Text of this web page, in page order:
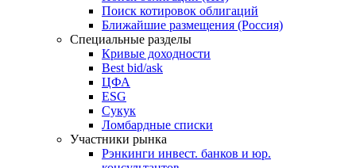
Облигации
Поиски
Поиск облигаций & Карты рынка
Поиск облигаций (ИИ)
Поиск котировок облигаций
Ближайшие размещения (Россия)
Специальные разделы
Кривые доходности
Best bid/ask
ЦФА
ESG
Сукук